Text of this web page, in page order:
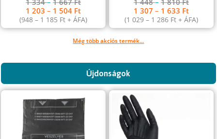
1 334–1 667Ft
1 203– 1 504 Ft
(948– 1 185 Ft + ÁFA)
1 448– 1 810Ft
1 307 – 1 633 Ft
(1 029 – 1 286 Ft+ ÁFA)
Még több akciós termék...
Újdonságok